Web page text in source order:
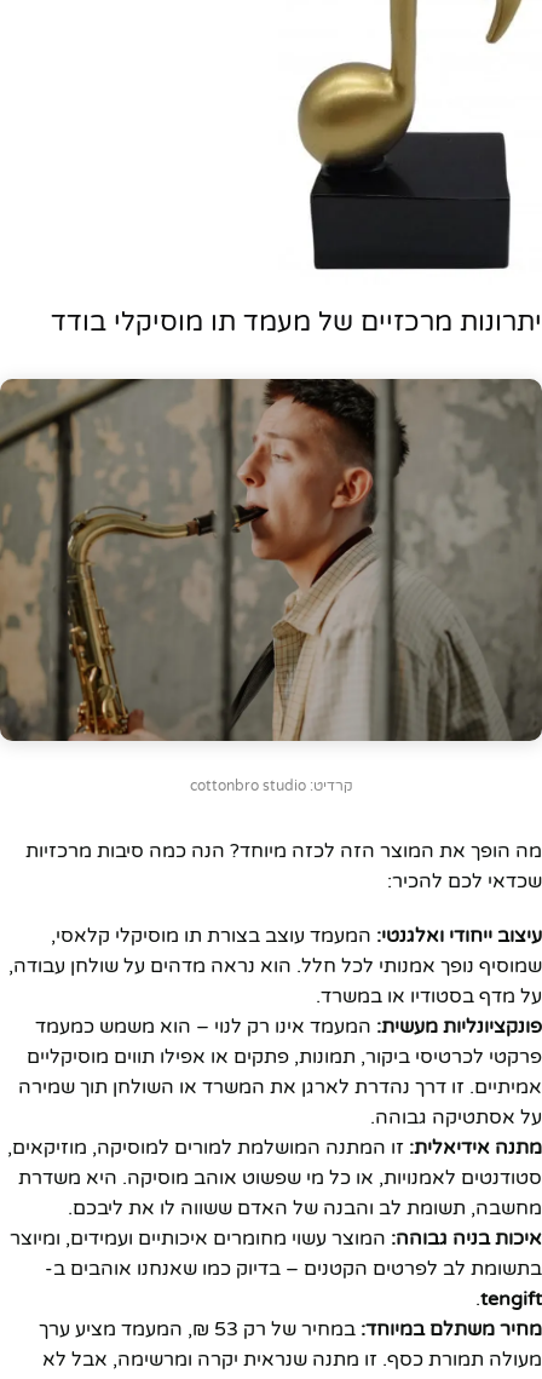
יתרונות מרכזיים של מעמד תו מוסיקלי בודד
קרדיט: cottonbro studio
מה הופך את המוצר הזה לכזה מיוחד? הנה כמה סיבות מרכזיות
שכדאי לכם להכיר:
עיצוב ייחודי ואלגנטי: המעמד עוצב בצורת תו מוסיקלי קלאסי,
שמוסיף נופך אמנותי לכל חלל. הוא נראה מדהים על שולחן עבודה,
על מדף בסטודיו או במשרד.
פונקציונליות מעשית: המעמד אינו רק לנוי – הוא משמש כמעמד
פרקטי לכרטיסי ביקור, תמונות, פתקים או אפילו תווים מוסיקליים
אמיתיים. זו דרך נהדרת לארגן את המשרד או השולחן תוך שמירה
על אסתטיקה גבוהה.
מתנה אידיאלית: זו המתנה המושלמת למורים למוסיקה, מוזיקאים,
סטודנטים לאמנויות, או כל מי שפשוט אוהב מוסיקה. היא משדרת
מחשבה, תשומת לב והבנה של האדם ששווה לו את ליבכם.
איכות בניה גבוהה: המוצר עשוי מחומרים איכותיים ועמידים, ומיוצר
בתשומת לב לפרטים הקטנים – בדיוק כמו שאנחנו אוהבים ב-
tengift
.
מחיר משתלם במיוחד:
במחיר של רק 53 ₪, המעמד מציע ערך
מעולה תמורת כסף. זו מתנה שנראית יקרה ומרשימה, אבל לא